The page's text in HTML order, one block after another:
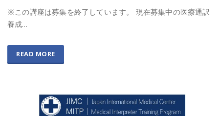
※この講座は募集を終了しています。 現在募集中の医療通訳
養成…
READ MORE